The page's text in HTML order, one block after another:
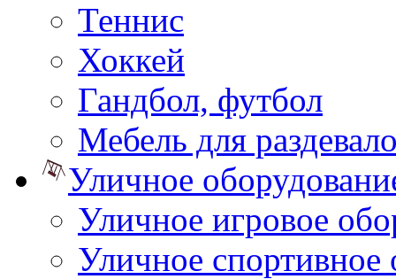
Теннис
Хоккей
Гандбол, футбол
Мебель для
Уличное
Уличное игровое
Уличное спортивное